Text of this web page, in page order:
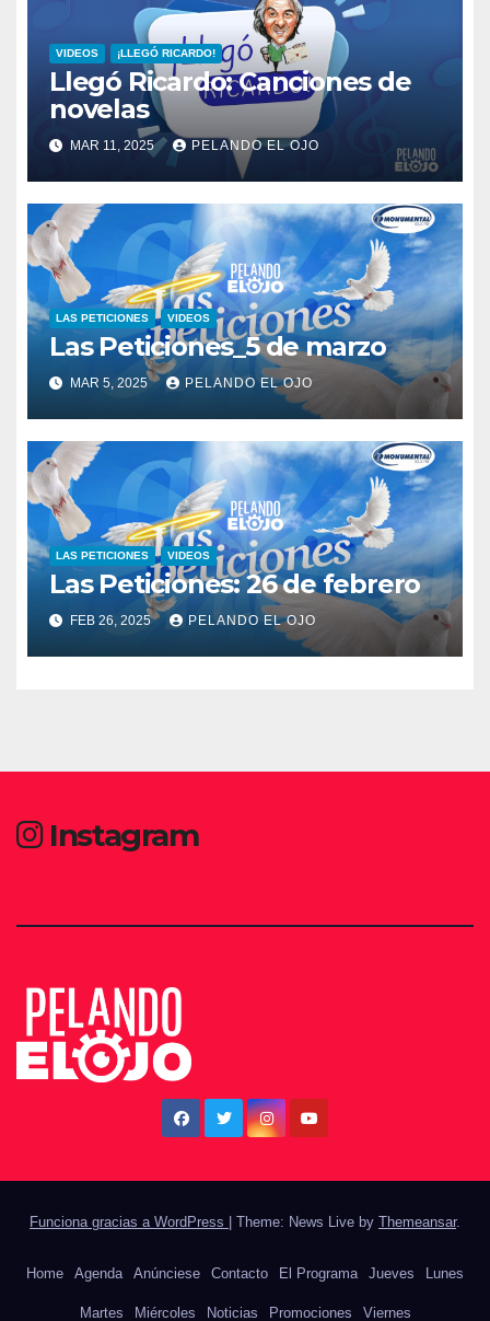
VIDEOS ¡LLEGÓ RICARDO!
Llegó Ricardo: Canciones de
novelas
MAR 11, 2025 PELANDO EL OJO
LAS PETICIONES VIDEOS
Las Peticiones_5 de marzo
MAR 5, 2025 PELANDO EL OJO
LAS PETICIONES VIDEOS
Las Peticiones: 26 de febrero
FEB 26, 2025 PELANDO EL OJO
Instagram
Funciona gracias a WordPress Theme: News Live by Themeansar.
Home Agenda Anúnciese Contacto El Programa Jueves Lunes
Martes Miércoles Noticias Promociones Viernes